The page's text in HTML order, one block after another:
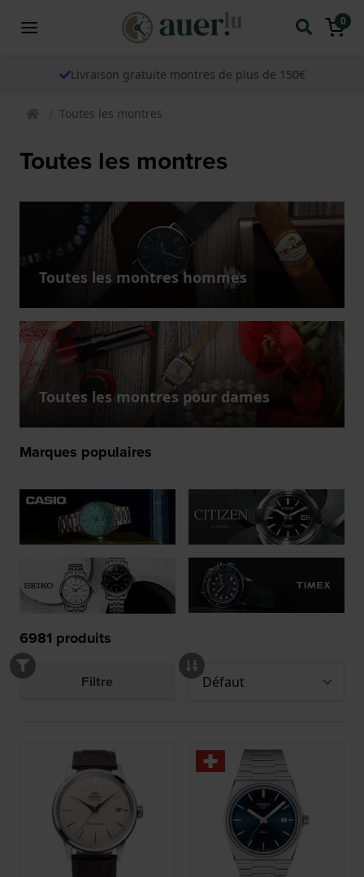
0
Livraison gratuite montres de plus de 150€
Toutes les montres
Toutes les montres
Toutes les montres hommes
Toutes les montres pour dames
Marques populaires
6981 produits
Filtre